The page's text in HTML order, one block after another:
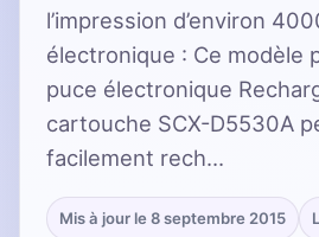
l’impression d’environ
électronique : Ce modèle
puce électronique
cartouche SCX-D5530A
facilement rech…
Mis à jour le 8 septembre 2015